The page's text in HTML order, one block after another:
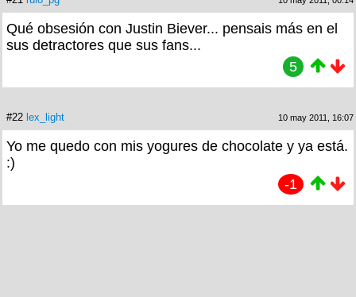
Qué obsesión con Justin Biever... pensais más en el
sus detractores que sus fans...
5
#22 lex_light 10 may 2011, 16:07
Yo me quedo con mis yogures de chocolate y ya está.
:)
-1